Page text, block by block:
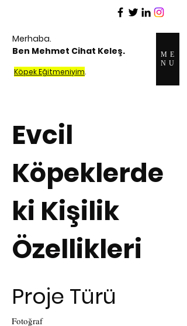
Merhaba.
Ben Mehmet Cihat Keleş.
Köpek Eğitmeniyim.
ME
NU
Evcil
Köpeklerde
ki Kişilik
Özellikleri​
Proje Türü
Fotoğraf